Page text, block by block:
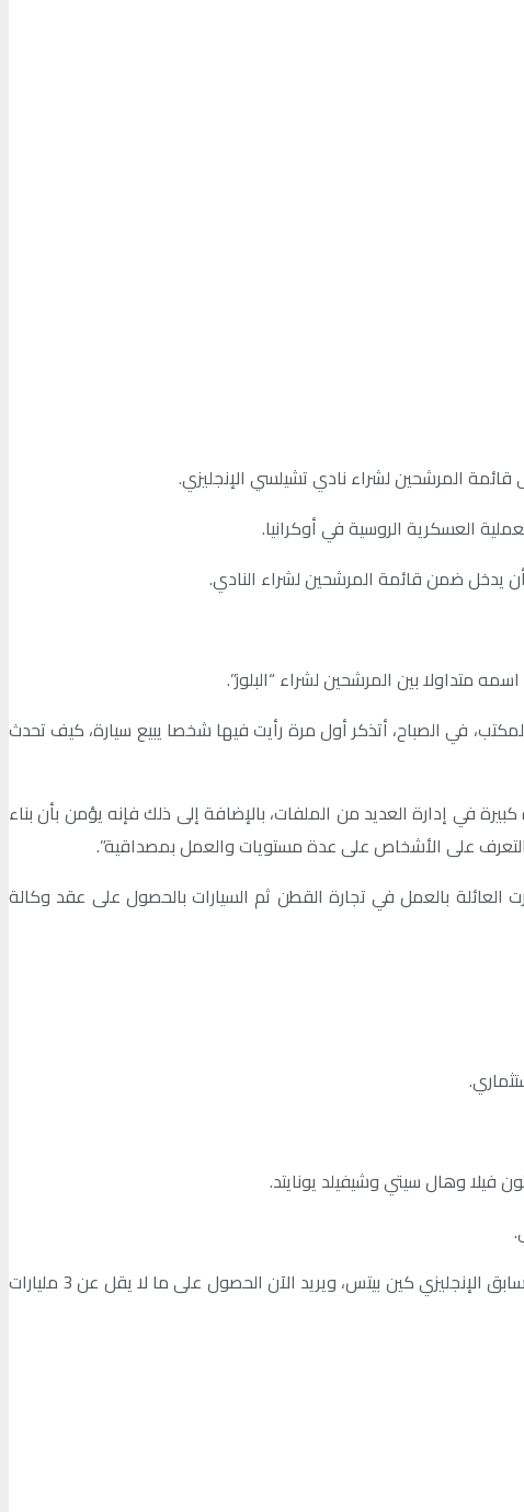
المرشحين لشراء نادي تشيلسي الإنجليزي.
العسكرية الروسية في أوكرانيا.
يدخل ضمن قائمة المرشحين لشراء النادي.
في الصباح، أتذكر أول مرة رأيت فيها شخصا يبيع سيارة، كيف تحدث
في إدارة العديد من الملفات، بالإضافة إلى ذلك فإنه يؤمن بأن بناء
على الأشخاص على عدة مستويات والعمل بمصداقية”.
يبلغ عدد موظفيها 60 ألف موظف وإيراداتها تتجاوز 6 مليارات دولار، واشتهرت العائلة بالعمل في تجارة القطن ثم السيارات بالحصول على عقد وكالة
فيلا وهال سيتي وشيفيلد يونايتد.
يذكر الملياردير يذكر أن أبراموفيتش البالغ من العمر 55 عاما، اشترى نادي تشيلسي في عام 2003 مقابل 230 مليون دولار، من المالك السابق الإنجليزي كين بيتس، ويريد الآن الحصول على ما لا يقل عن 3 مليارات